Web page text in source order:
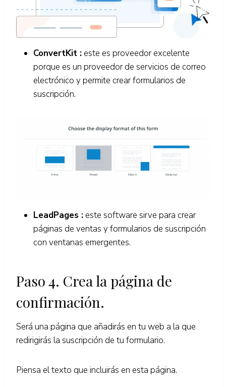
ConvertKit : este es proveedor excelente
porque es un proveedor de servicios de correo
electrónico y permite crear formularios de
suscripción.
LeadPages : este software sirve para crear
páginas de ventas y formularios de suscripción
con ventanas emergentes.
Paso 4. Crea la página de
confirmación.
Será una página que añadirás en tu web a la que
redirigirás la suscripción de tu formulario.
Piensa el texto que incluirás en esta página.